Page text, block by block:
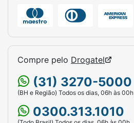
Compre pelo Drogatel
(31) 3270-5000
(BH e Região) Todos os dias, 06h às 00h
0300.313.1010